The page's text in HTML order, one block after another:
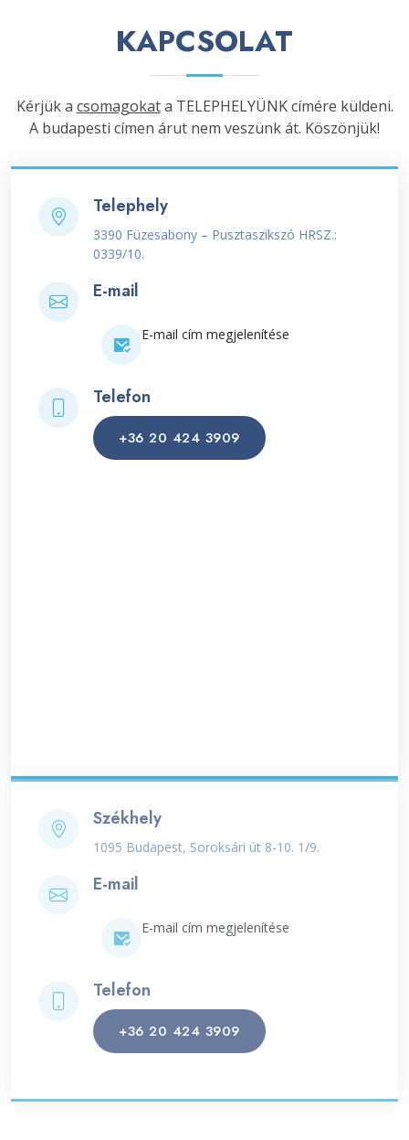
KAPCSOLAT
Kérjük a csomagokata TELEPHELYÜNK címére küldeni.
A budapesti címen árut nem veszünk át. Köszönjük!
Telephely
3390 Füzesabony – Pusztaszikszó HRSZ.:
0339/10.
E-mail
E-mail cím megjelenítése
Telefon
+36 20 424 3909
Székhely
1095 Budapest, Soroksári út 8-10. 1/9.
E-mail
E-mail cím megjelenítése
Telefon
+36 20 424 3909